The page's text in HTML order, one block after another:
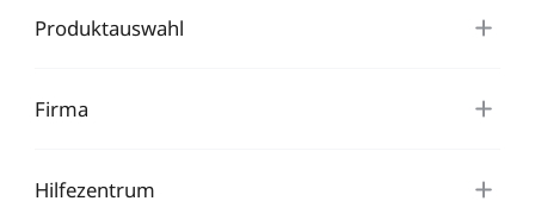
Produktauswahl
Firma
Hilfezentrum